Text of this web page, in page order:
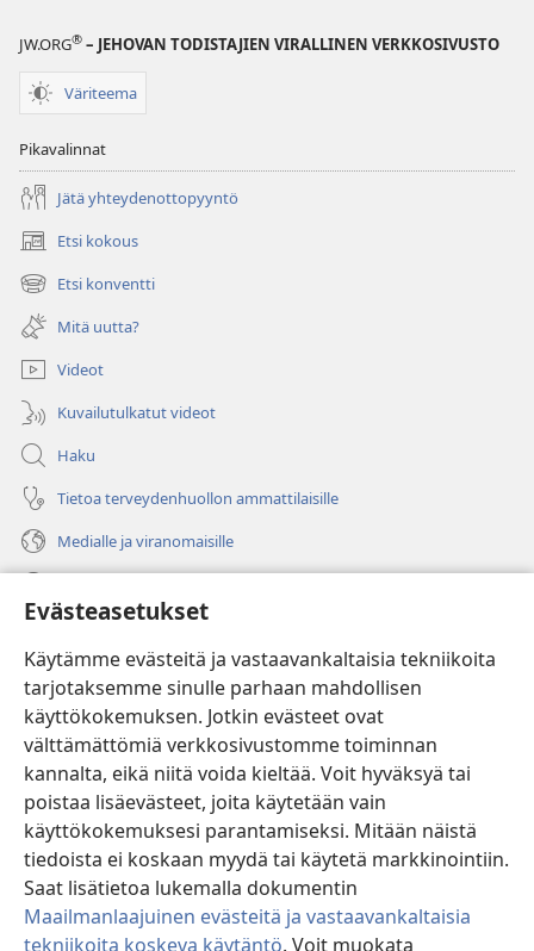
Evästeasetukset
Käytämme evästeitä ja vastaavankaltaisia tekniikoita
tarjotaksemme sinulle parhaan mahdollisen
käyttökokemuksen. Jotkin evästeet ovat
välttämättömiä verkkosivustomme toiminnan
kannalta, eikä niitä voida kieltää. Voit hyväksyä tai
poistaa lisäevästeet, joita käytetään vain
käyttökokemuksesi parantamiseksi. Mitään näistä
tiedoista ei koskaan myydä tai käytetä markkinointiin.
Saat lisätietoa lukemalla dokumentin
Maailmanlaajuinen evästeitä ja vastaavankaltaisia
tekniikoita koskeva käytäntö. Voit muokata
JW.ORG® – JEHOVAN TODISTAJIEN VIRALLINEN VERKKOSIVUSTO
Väriteema
Pikavalinnat
Jätä yhteydenottopyyntö
Etsi kokous
(avaa
uuden
ikkunan)
Etsi konventti
(avaa
uuden
ikkunan)
Mitä uutta?
Videot
Kuvailutulkatut videot
Haku
Tietoa terveydenhuollon ammattilaisille
Medialle ja viranomaisille
(avaa
uuden
ikkunan)Vartiotornin VERKKOKIRJASTO
(avaa
uuden
ikkunan)JW Hub ®
(avaa
uuden
ikkunan)
®
Watchtower Library